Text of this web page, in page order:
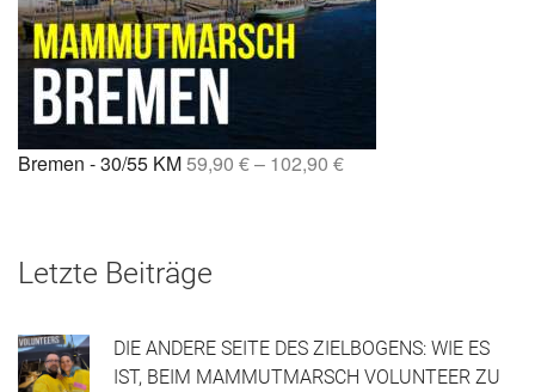
Bremen - 30/55 KM59,90 €– 102,90 €
Letzte Beiträge
DIE ANDERE SEITE DES ZIELBOGENS: WIE ES
IST, BEIM MAMMUTMARSCH VOLUNTEER ZU